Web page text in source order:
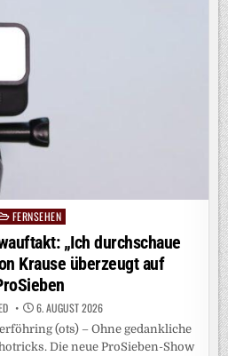
FERNSEHEN
„Ich durchschaue
Krause überzeugt auf
6. AUGUST 2026
(ots) – Ohne gedankliche
Die neue ProSieben-Show